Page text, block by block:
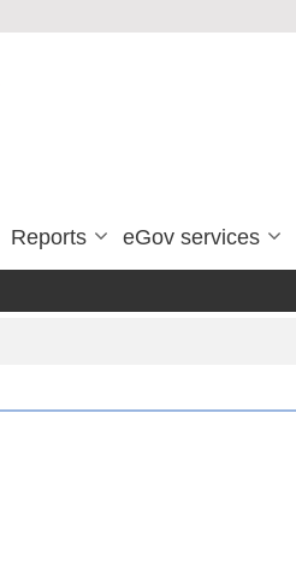
Reports eGov services